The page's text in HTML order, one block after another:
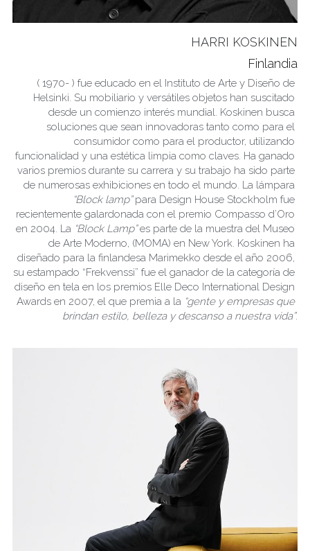
HARRI KOSKINEN
Finlandia
( 1970- ) fue educado en el Instituto de Arte y Diseño de
Helsinki. Su mobiliario y versátiles objetos han suscitado
desde un comienzo interés mundial. Koskinen busca
soluciones que sean innovadoras tanto como para el
consumidor como para el productor, utilizando
funcionalidad y una estética limpia como claves. Ha ganado
varios premios durante su carrera y su trabajo ha sido parte
“Block lamp” para Design House Stockholm fue
recientemente galardonada con el premio Compasso d’Oro
en 2004. La “Block Lamp” es parte de la muestra del Museo
de Arte Moderno, (MOMA) en New York. Koskinen ha
diseñado para la finlandesa Marimekko desde el año 2006,
su estampado “Frekvenssi” fue el ganador de la categoría de
diseño en tela en los premios Elle Deco International Design
Awards en 2007, el que premia a la “gente y empresas que
brindan estilo, belleza y descanso a nuestra vida”.